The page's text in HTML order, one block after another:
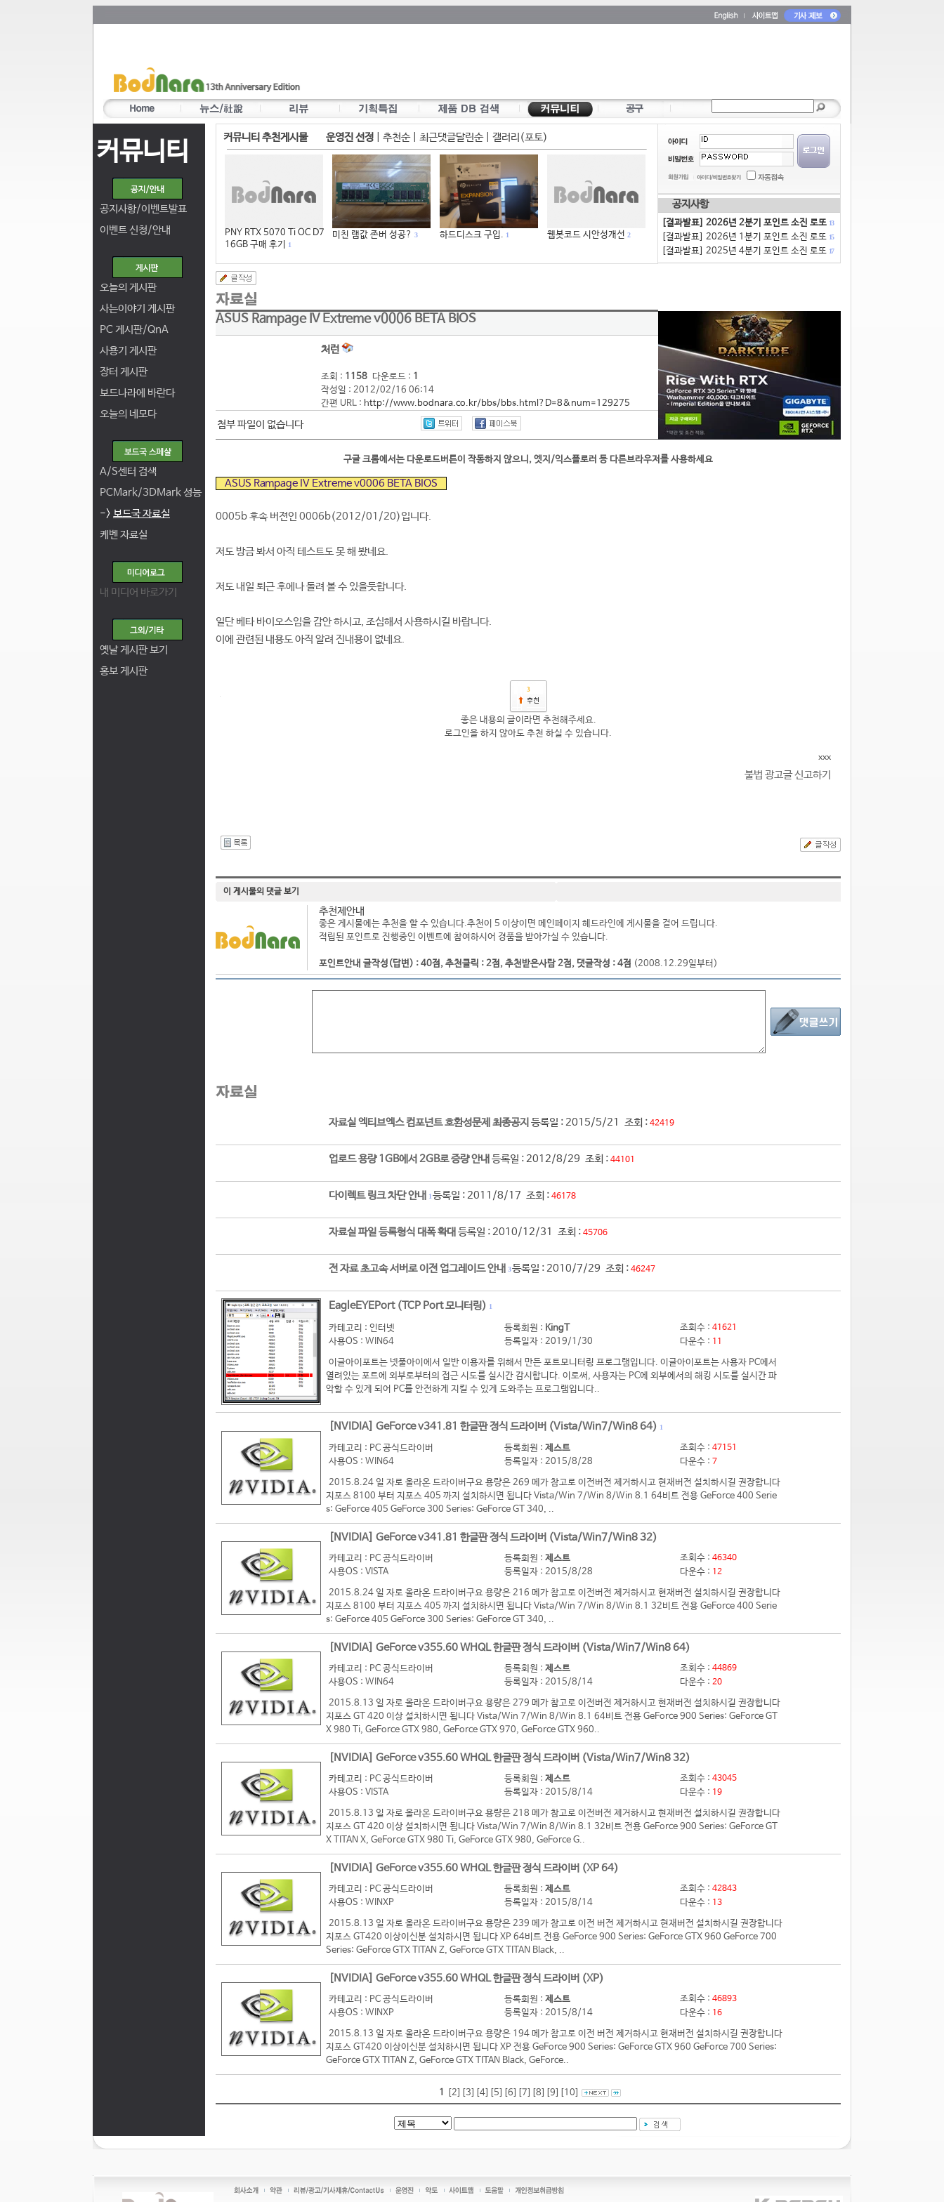
커뮤니티
공지사항/이벤트발표
이벤트 신청/안내
오늘의 게시판
사는이야기 게시판
PC 게시판/QnA
사용기 게시판
장터 게시판
보드나라에 바란다
오늘의 네모다
A/S센터 검색
PCMark/3DMark 성능
-> 보드국 자료실
케벤 자료실
내 미디어 바로가기
옛날 게시판 보기
홍보 게시판
커뮤니티 추천게시물 운영진 선정 추천순| 최근댓글달린순| 갤러리(포토)
PNY RTX 5070 Ti OC D7
16GB 구매 후기
1
미친 램값 존버 성공? 3 하드디스크 구입. 1 웹봇코드 시안성개선 2
공지사항
[결과발표] 2026년 2분기 포인트 소진 로또 13
[결과발표] 2026년 1분기 포인트 소진 로또 15
[결과발표] 2025년 4분기 포인트 소진 로또 17
ASUS Rampage IV Extreme v0006 BETA BIOS
처런
조회 : 1158 다운로드 : 1
작성일 : 2012/02/16 06:14
간편 URL : http://www.bodnara.co.kr/bbs/bbs.html?D=8&num=129275
첨부 파일이 없습니다
구글 크롬에서는 다운로드버튼이 작동하지 않으니, 엣지/익스플로러 등 다른브라우저를 사용하세요
ASUS Rampage IV Extreme v0006 BETA BIOS
0005b 후속 버젼인 0006b(2012/01/20)입니다.
저도 방금 봐서 아직 테스트도 못 해 봤네요.
저도 내일 퇴근 후에나 돌려 볼 수 있을듯합니다.
일단 베타 바이오스임을 감안 하시고, 조심해서 사용하시길 바랍니다.
이에 관련된 내용도 아직 알려 진내용이 없네요.
3
좋은 내용의 글이라면 추천해주세요.
로그인을 하지 않아도 추천 하실 수 있습니다.
xxx
불법 광고글 신고하기
이 게시물의 댓글 보기
추천제안내
좋은 게시물에는 추천을 할 수 있습니다.추천이 5 이상이면 메인페이지 헤드라인에 게시물을 걸어 드립니다.
적립된 포인트로 진행중인 이벤트에 참여하시어 경품을 받아가실 수 있습니다.
포인트안내 글작성(답변) : 40점, 추천클릭 : 2점, 추천받은사람 2점, 댓글작성 : 4점 (2008.12.29일부터)
자료실 엑티브엑스 컴포넌트 호환성문제 최종공지 등록일 : 2015/5/21 조회 : 42419
업로드 용량 1GB에서 2GB로 증량 안내 등록일 : 2012/8/29 조회 : 44101
다이렉트 링크 차단 안내 1등록일 : 2011/8/17 조회 : 46178
자료실 파일 등록형식 대폭 확대 등록일 : 2010/12/31 조회 : 45706
전 자료 초고속 서버로 이전 업그레이드 안내 3등록일 : 2010/7/29 조회 : 46247
EagleEYEPort (TCP Port 모니터링) 1
카테고리 : 인터넷
사용OS : WIN64
등록회원 : KingT
등록일자 : 2019/1/30
조회수 : 41621
다운수 : 11
이글아이포트는 넷풀아이에서 일반 이용자를 위해서 만든 포트모니터링 프로그램입니다. 이글아이포트는 사용자 PC에서
열려있는 포트에 외부로부터의 접근 시도를 실시간 감시합니다. 이로써, 사용자는 PC에 외부에서의 해킹 시도를 실시간 파
악할 수 있게 되어 PC를 안전하게 지킬 수 있게 도와주는 프로그램입니다..
[NVIDIA] GeForce v341.81 한글판 정식 드라이버 (Vista/Win7/Win8 64) 1
카테고리 : PC 공식드라이버
사용OS : WIN64
등록회원 : 제스트
등록일자 : 2015/8/28
조회수 : 47151
다운수 : 7
2015.8.24 일 자로 올라온 드라이버구요 용량은 269 메가 참고로 이전버전 제거하시고 현재버전 설치하시길 권장합니다
지포스 8100 부터 지포스 405 까지 설치하시면 됩니다 Vista/Win 7/Win 8/Win 8.1 64비트 전용 GeForce 400 Serie
s: GeForce 405 GeForce 300 Series: GeForce GT 340, ..
[NVIDIA] GeForce v341.81 한글판 정식 드라이버 (Vista/Win7/Win8 32)
카테고리 : PC 공식드라이버
사용OS : VISTA
등록회원 : 제스트
등록일자 : 2015/8/28
조회수 : 46340
다운수 : 12
2015.8.24 일 자로 올라온 드라이버구요 용량은 216 메가 참고로 이전버전 제거하시고 현재버전 설치하시길 권장합니다
지포스 8100 부터 지포스 405 까지 설치하시면 됩니다 Vista/Win 7/Win 8/Win 8.1 32비트 전용 GeForce 400 Serie
s: GeForce 405 GeForce 300 Series: GeForce GT 340, ..
[NVIDIA] GeForce v355.60 WHQL 한글판 정식 드라이버 (Vista/Win7/Win8 64)
카테고리 : PC 공식드라이버
사용OS : WIN64
등록회원 : 제스트
등록일자 : 2015/8/14
조회수 : 44869
다운수 : 20
2015.8.13 일 자로 올라온 드라이버구요 용량은 279 메가 참고로 이전버전 제거하시고 현재버전 설치하시길 권장합니다
지포스 GT 420 이상 설치하시면 됩니다 Vista/Win 7/Win 8/Win 8.1 64비트 전용 GeForce 900 Series: GeForce GT
X 980 Ti, GeForce GTX 980, GeForce GTX 970, GeForce GTX 960..
[NVIDIA] GeForce v355.60 WHQL 한글판 정식 드라이버 (Vista/Win7/Win8 32)
카테고리 : PC 공식드라이버
사용OS : VISTA
등록회원 : 제스트
등록일자 : 2015/8/14
조회수 : 43045
다운수 : 19
2015.8.13 일 자로 올라온 드라이버구요 용량은 218 메가 참고로 이전버전 제거하시고 현재버전 설치하시길 권장합니다
지포스 GT 420 이상 설치하시면 됩니다 Vista/Win 7/Win 8/Win 8.1 32비트 전용 GeForce 900 Series: GeForce GT
X TITAN X, GeForce GTX 980 Ti, GeForce GTX 980, GeForce G..
[NVIDIA] GeForce v355.60 WHQL 한글판 정식 드라이버 (XP 64)
카테고리 : PC 공식드라이버
사용OS : WINXP
등록회원 : 제스트
등록일자 : 2015/8/14
조회수 : 42843
다운수 : 13
2015.8.13 일 자로 올라온 드라이버구요 용량은 239 메가 참고로 이전 버전 제거하시고 현재버전 설치하시길 권장합니다
지포스 GT420 이상이신분 설치하시면 됩니다 XP 64비트 전용 GeForce 900 Series: GeForce GTX 960 GeForce 700
Series: GeForce GTX TITAN Z, GeForce GTX TITAN Black, ..
[NVIDIA] GeForce v355.60 WHQL 한글판 정식 드라이버 (XP)
카테고리 : PC 공식드라이버
사용OS : WINXP
등록회원 : 제스트
등록일자 : 2015/8/14
조회수 : 46893
다운수 : 16
2015.8.13 일 자로 올라온 드라이버구요 용량은 194 메가 참고로 이전 버전 제거하시고 현재버전 설치하시길 권장합니다
지포스 GT420 이상이신분 설치하시면 됩니다 XP 전용 GeForce 900 Series: GeForce GTX 960 GeForce 700 Series:
GeForce GTX TITAN Z, GeForce GTX TITAN Black, GeForce..
1 [2] [3] [4] [5] [6] [7] [8] [9] [10]